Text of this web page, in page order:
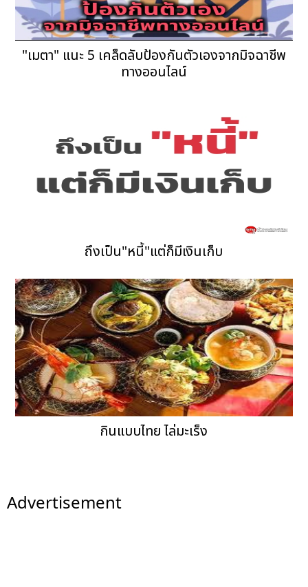
"เมตา" แนะ 5 เคล็ดลับป้องกันตัวเองจากมิจฉาชีพ
ทางออนไลน์
ถึงเป็น"หนี้"แต่ก็มีเงินเก็บ
กินแบบไทย ไล่มะเร็ง
Advertisement